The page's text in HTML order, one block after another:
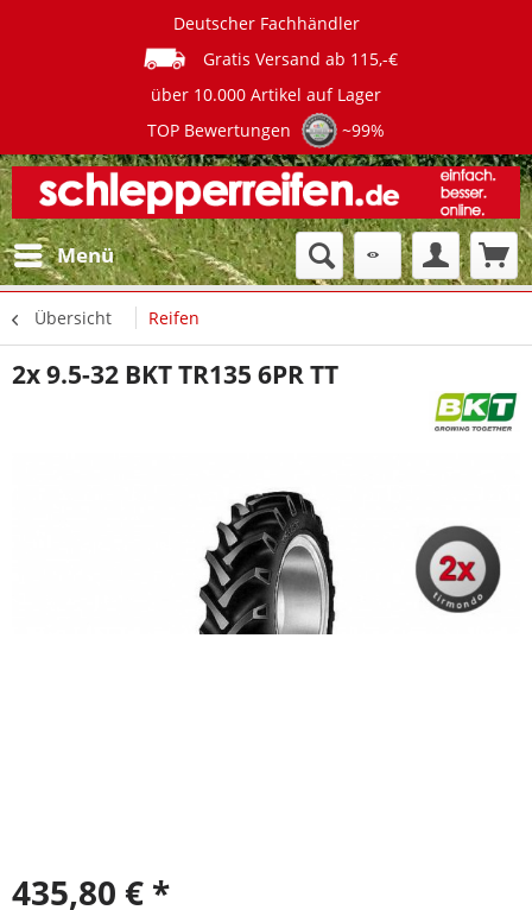
Deutscher Fachhändler
Gratis Versand ab 115,-€
über 10.000 Artikel auf Lager
TOP Bewertungen
~99%
Menü
Übersicht Reifen
2x 9.5-32 BKT TR135 6PR TT
435,80 € *